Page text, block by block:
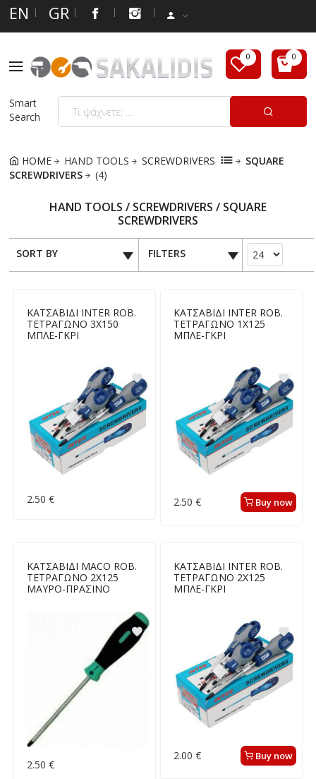
EN GR
Smart
Search
HOME HAND TOOLS SCREWDRIVERS
SQUARE
SCREWDRIVERS
(4)
HAND TOOLS / SCREWDRIVERS / SQUARE
SCREWDRIVERS
SORT BY FILTERS
ΚΑΤΣΑΒΙΔΙ INTER ROB.
ΤΕΤΡΑΓΩΝΟ 3X150
ΜΠΛΕ-ΓΚΡΙ
2.50 €
ΚΑΤΣΑΒΙΔΙ INTER ROB.
ΤΕΤΡΑΓΩΝΟ 1X125
ΜΠΛΕ-ΓΚΡΙ
2.50 € Buy now
ΚΑΤΣΑΒΙΔΙ MACO ROB.
ΤΕΤΡΑΓΩΝΟ 2X125
ΜΑΥΡΟ-ΠΡΑΣΙΝΟ
2.50 €
ΚΑΤΣΑΒΙΔΙ INTER ROB.
ΤΕΤΡΑΓΩΝΟ 2X125
ΜΠΛΕ-ΓΚΡΙ
2.00 € Buy now